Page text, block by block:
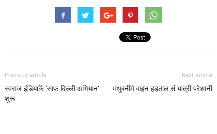
Previous article
स्वराज इंडियाकें ‘साफ़ दिल्ली अभियान’
शुरू
Next article
मधुबनीमे वाहन हड़ताल सं यात्री परेशानी